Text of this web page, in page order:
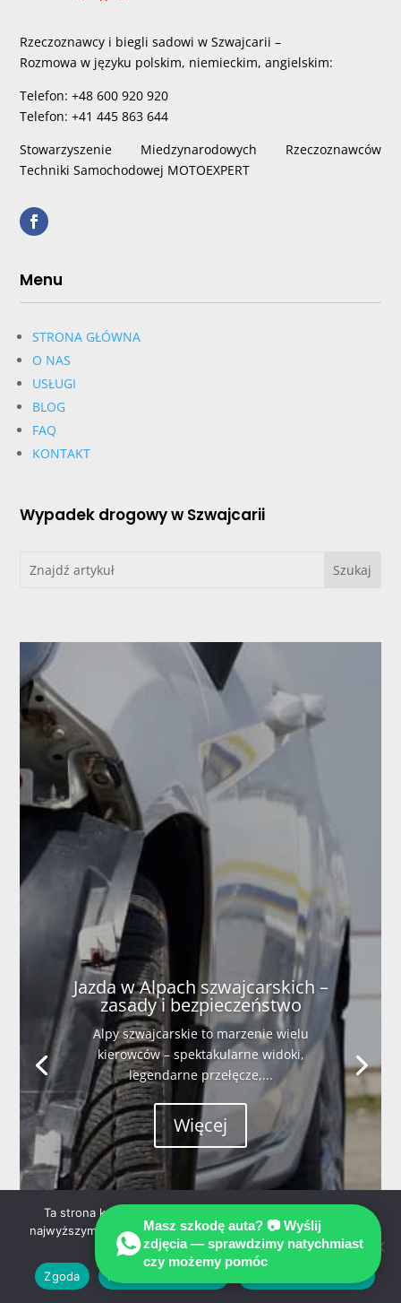
Rzeczoznawcy i biegli sadowi w Szwajcarii –
Rozmowa w języku polskim, niemieckim, angielskim:
Telefon: +48 600 920 920
Telefon: +41 445 863 644
Stowarzyszenie Miedzynarodowych Rzeczoznawców
Techniki Samochodowej MOTOEXPERT
Menu
STRONA GŁÓWNA
O NAS
USŁUGI
BLOG
FAQ
KONTAKT
Wypadek drogowy w Szwajcarii
Jazda w Alpach szwajcarskich –
zasady i bezpieczeństwo
Alpy szwajcarskie to marzenie wielu
kierowców – spektakularne widoki,
legendarne przełęcze,...
Więcej
Masz szkodę auta? 📷 Wyślij
zdjęcia — sprawdzimy natychmiast
czy możemy pomóc
Ta strona korzysta z ciasteczek aby świadczyć usługi na
najwyższym poziomie. Dalsze korzystanie ze strony oznacza,
że zgadzasz się na ich użycie.
Zgoda
Nie wyrażam zgody